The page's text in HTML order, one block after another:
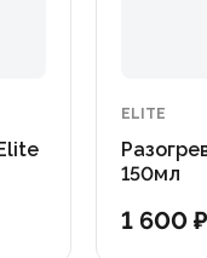
ELITE
150мл
1 600 ₽